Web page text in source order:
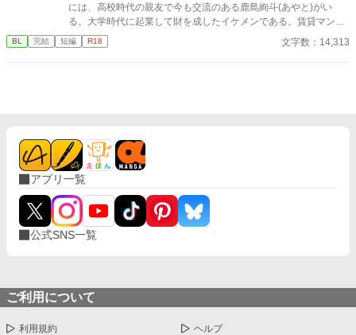
には、高校時代の親友で今も交流のある鹿島絢斗(あやと)がい
る。大学時代に起業して財を成したイケメンである。賃貸マンシ
ョンの配管故障のため部屋が水浸しになり使えなくなった日、絢
斗に助けを求めると…美形×平凡と思っている美人の社会人ハッ
BL 完結 短編 R18 文字数：14,313
アプリ一覧
公式SNS一覧
ご利用について
利用規約 ヘルプ